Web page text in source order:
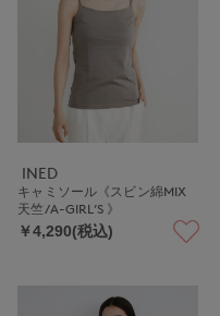
INED
キャミソール《スビン綿MIX
天竺/A-GIRL’S 》
￥4,290(税込)